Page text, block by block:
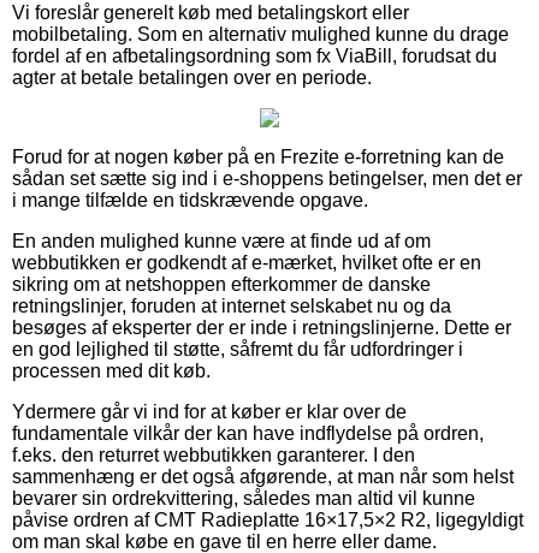
Vi foreslår generelt køb med betalingskort eller
mobilbetaling. Som en alternativ mulighed kunne du drage
fordel af en afbetalingsordning som fx ViaBill, forudsat du
agter at betale betalingen over en periode.
Forud for at nogen køber på en Frezite e-forretning kan de
sådan set sætte sig ind i e-shoppens betingelser, men det er
i mange tilfælde en tidskrævende opgave.
En anden mulighed kunne være at finde ud af om
webbutikken er godkendt af e-mærket, hvilket ofte er en
sikring om at netshoppen efterkommer de danske
retningslinjer, foruden at internet selskabet nu og da
besøges af eksperter der er inde i retningslinjerne. Dette er
en god lejlighed til støtte, såfremt du får udfordringer i
processen med dit køb.
Ydermere går vi ind for at køber er klar over de
fundamentale vilkår der kan have indflydelse på ordren,
f.eks. den returret webbutikken garanterer. I den
sammenhæng er det også afgørende, at man når som helst
bevarer sin ordrekvittering, således man altid vil kunne
påvise ordren af CMT Radieplatte 16×17,5×2 R2, ligegyldigt
om man skal købe en gave til en herre eller dame.